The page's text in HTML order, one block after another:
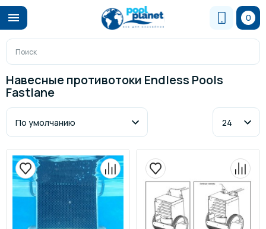
0
Навесные противотоки Endless Pools
Fastlane